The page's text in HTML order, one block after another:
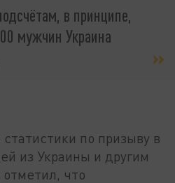
в принципе,
мужчин Украина
по призыву в
из Украины и другим
что